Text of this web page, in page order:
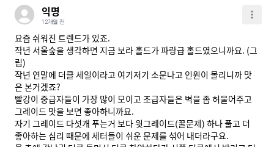
익명
12개월 전
요즘 쉬워진 트렌드가 있죠.
작년 서울숲을 생각하면 지금 보라 홀드가 파랑급 홀드였으니까요. (그
립)
작년 연말에 더클 세일이라고 여기저기 소문나고 인원이 몰리니까 맛
은 본거겠죠?
빨강이 중급자들이 가장 많이 모이고 초급자들은 벽을 좀 허물어주고
그레이드 맛을 보면 좋아하니까요.
자기 그레이드 다섯개 푸는거 보다 윗그레이드(꿀문제) 하나 풀고 더
좋아하는 심리 때문에 세터들이 쉬운 문제를 섞어 내더라구요.